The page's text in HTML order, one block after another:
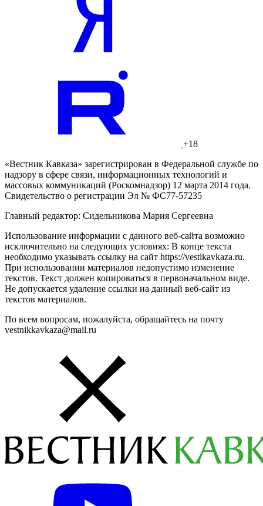
+18
«Вестник Кавказа» зарегистрирован в Федеральной службе по
надзору в сфере связи, информационных технологий и
массовых коммуникаций (Роскомнадзор) 12 марта 2014 года.
Свидетельство о регистрации Эл № ФС77-57235
Главный редактор: Сидельникова Мария Сергеевна
Использование информации с данного веб-сайта возможно
исключительно на следующих условиях: В конце текста
необходимо указывать ссылку на сайт https://vestikavkaza.ru.
При использовании материалов недопустимо изменение
текстов. Текст должен копироваться в первоначальном виде.
Не допускается удаление ссылки на данный веб-сайт из
текстов материалов.
По всем вопросам, пожалуйста, обращайтесь на почту
vestnikkavkaza@mail.ru